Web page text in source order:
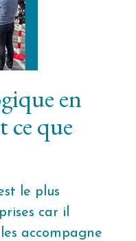
en
ce que
le plus
car il
accompagne